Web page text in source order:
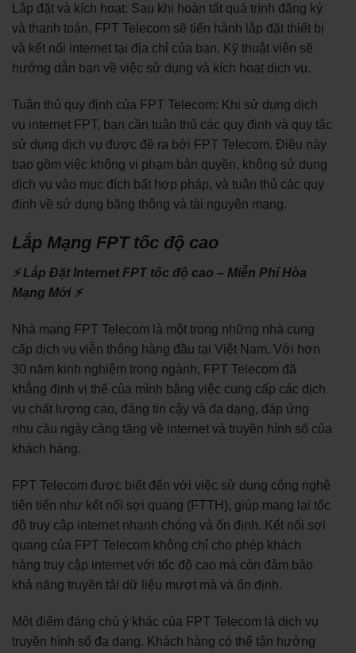
Lắp đặt và kích hoạt: Sau khi hoàn tất quá trình đăng ký
và thanh toán, FPT Telecom sẽ tiến hành lắp đặt thiết bị
và kết nối internet tại địa chỉ của bạn. Kỹ thuật viên sẽ
hướng dẫn bạn về việc sử dụng và kích hoạt dịch vụ.
Tuân thủ quy định của FPT Telecom: Khi sử dụng dịch
vụ internet FPT, bạn cần tuân thủ các quy định và quy tắc
sử dụng dịch vụ được đề ra bởi FPT Telecom. Điều này
bao gồm việc không vi phạm bản quyền, không sử dụng
dịch vụ vào mục đích bất hợp pháp, và tuân thủ các quy
định về sử dụng băng thông và tài nguyên mạng.
Lắp Mạng FPT tốc độ cao
⚡ Lắp Đặt Internet FPT tốc độ cao – Miễn Phí Hòa
Mạng Mới ⚡
Nhà mạng FPT Telecom là một trong những nhà cung
cấp dịch vụ viễn thông hàng đầu tại Việt Nam. Với hơn
30 năm kinh nghiệm trong ngành, FPT Telecom đã
khẳng định vị thế của mình bằng việc cung cấp các dịch
vụ chất lượng cao, đáng tin cậy và đa dạng, đáp ứng
nhu cầu ngày càng tăng về internet và truyền hình số của
khách hàng.
FPT Telecom được biết đến với việc sử dụng công nghệ
tiên tiến như kết nối sợi quang (FTTH), giúp mang lại tốc
độ truy cập internet nhanh chóng và ổn định. Kết nối sợi
quang của FPT Telecom không chỉ cho phép khách
hàng truy cập internet với tốc độ cao mà còn đảm bảo
khả năng truyền tải dữ liệu mượt mà và ổn định.
Một điểm đáng chú ý khác của FPT Telecom là dịch vụ
truyền hình số đa dạng. Khách hàng có thể tận hưởng